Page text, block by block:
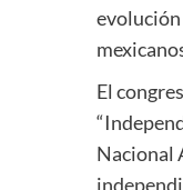
El
Nacional